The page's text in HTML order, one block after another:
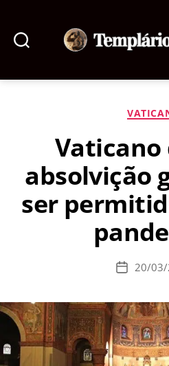
de
Vaticano
absolvição
ser
Data20/